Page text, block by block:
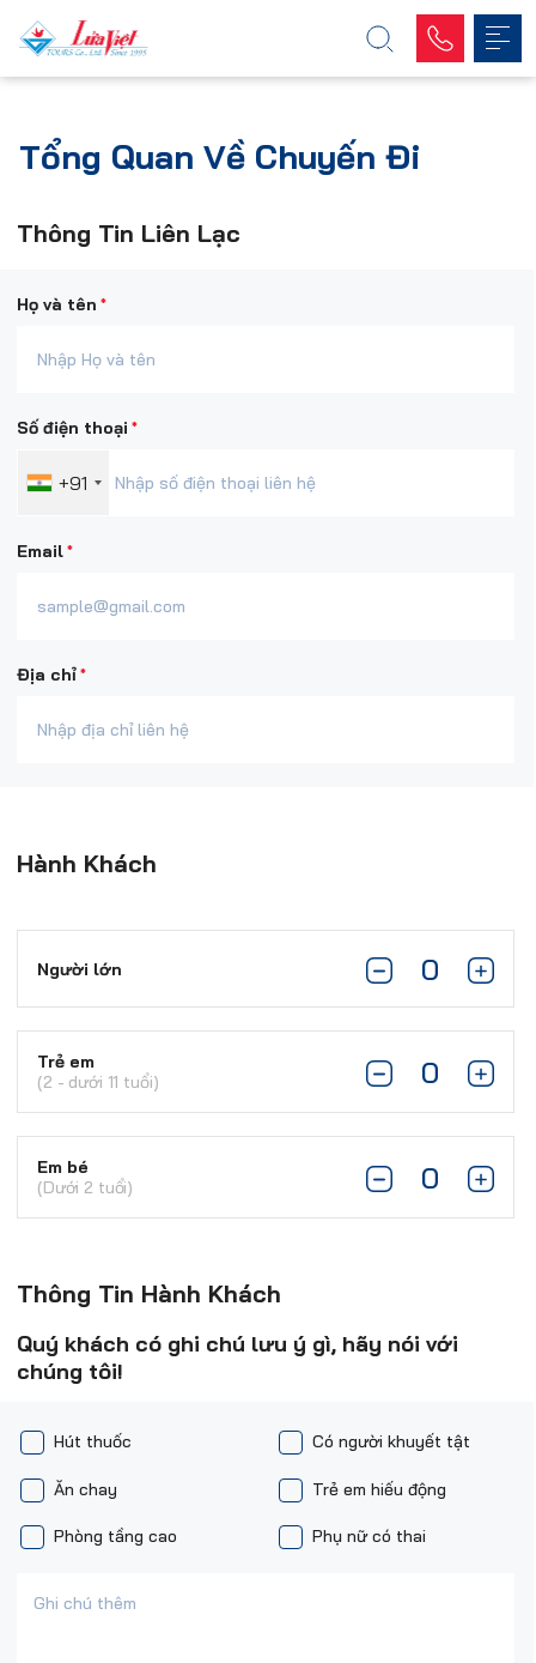
Tổng Quan Về Chuyến Đi
Thông Tin Liên Lạc
Họ và tên *
Email*
Số điện thoại *
+91
Địa chỉ*
Hành Khách
Người lớn
Trẻ em
(2 - dưới 11 tuổi)
Em bé
(Dưới 2 tuổi)
Thông Tin Hành Khách
Quý khách có ghi chú lưu ý gì, hãy nói với
chúng tôi!
Hút thuốc
Phòng tầng cao
Trẻ em hiếu động
Ăn chay
Có người khuyết tật
Phụ nữ có thai